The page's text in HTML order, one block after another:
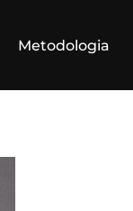
Metodologia